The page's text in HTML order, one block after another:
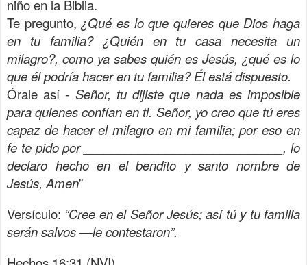
niño en la Biblia.
Te pregunto,¿Qué es lo que quieres que Dios haga
en tu familia? ¿Quién en tu casa necesita un
milagro?, como ya sabes quién es Jesús, ¿qué es lo
que él podría hacer en tu familia? Él está dispuesto.
Órale así - Señor, tu dijiste que nada es imposible
para quienes confían en ti. Señor, yo creo que tú eres
capaz de hacer el milagro en mi familia; por eso en
fe te pido por _____________________________, lo
declaro hecho en el bendito y santo nombre de
Jesús, Amen”
Versículo: “Cree en el Señor Jesús; así tú y tu familia
serán salvos —le contestaron”.